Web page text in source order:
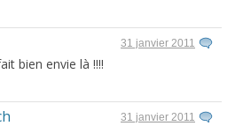
31 janvier 2011
bien envie là !!!!
31 janvier 2011